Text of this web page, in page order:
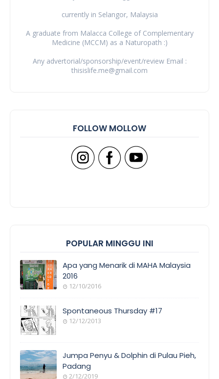
currently in Selangor, Malaysia
A graduate from Malacca College of Complementary
Medicine (MCCM) as a Naturopath :)
Any advertorial/sponsorship/event/review Email :
thisislife.me@gmail.com
FOLLOW MOLLOW
POPULAR MINGGU INI
Apa yang Menarik di MAHA Malaysia
2016
12/10/2016
Spontaneous Thursday #17
12/12/2013
Jumpa Penyu & Dolphin di Pulau Pieh,
Padang
2/12/2019